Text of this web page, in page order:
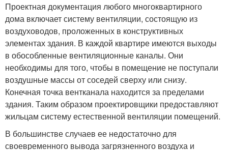
Проектная документация любого многоквартирного
дома включает систему вентиляции, состоящую из
воздуховодов, проложенных в конструктивных
элементах здания. В каждой квартире имеются выходы
в обособленные вентиляционные каналы. Они
необходимы для того, чтобы в помещение не поступали
воздушные массы от соседей сверху или снизу.
Конечная точка вентканала находится за пределами
здания. Таким образом проектировщики предоставляют
жильцам систему естественной вентиляции помещений.
В большинстве случаев ее недостаточно для
своевременного вывода загрязненного воздуха и